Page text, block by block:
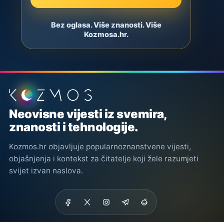
Bez oglasa. Više znanosti. Više
Kozmosa.hr.
Podnožje stranice
Neovisne vijesti iz svemira,
znanosti i tehnologije.
Kozmos.hr objavljuje popularnoznanstvene vijesti,
objašnjenja i kontekst za čitatelje koji žele razumjeti
svijet izvan naslova.